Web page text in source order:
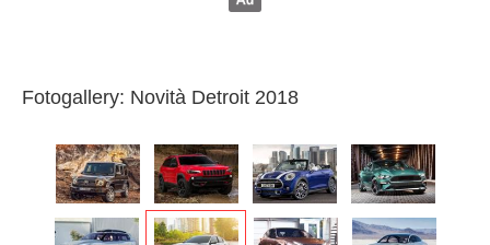
Fotogallery: Novità Detroit 2018